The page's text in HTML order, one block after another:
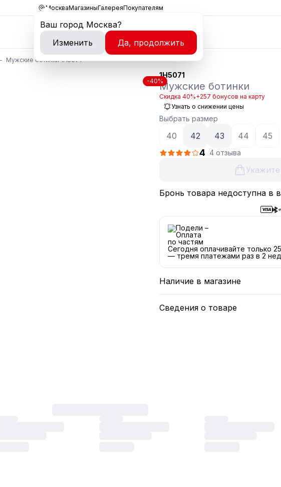
Москва
Ваш город Москва?
Изменить
Да, продолжить
МагазиныГалереяПокупателям
Мужские ботинки 1H5071
-40%
1H5071
Мужские ботинки
Скидка 40%+257 бонусов на карту
Узнать о снижении цены
Выбрать размер
40 42 43 44 45
4 4 отзыва
Бронь товара недоступна в
Сегодня оплачивайте только
— тремя платежами раз в 2
Наличие в магазине
Сведения о товаре